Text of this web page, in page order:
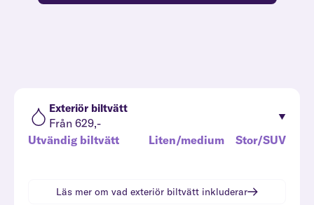
Exteriör biltvätt
Från 629,-
Utvändig biltvätt
Liten/medium Stor/SUV
Läs mer om vad exteriör biltvätt inkluderar